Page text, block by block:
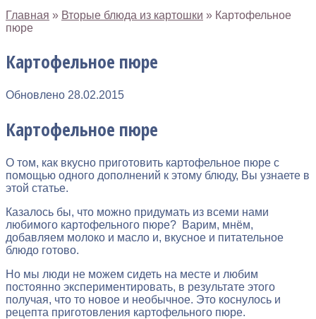
Главная » Вторые блюда из картошки » Картофельное
пюре
Картофельное пюре
Обновлено 28.02.2015
Картофельное пюре
О том, как вкусно приготовить картофельное пюре с
помощью одного дополнений к этому блюду, Вы узнаете в
этой статье.
Казалось бы, что можно придумать из всеми нами
любимого картофельного пюре? Варим, мнём,
добавляем молоко и масло и, вкусное и питательное
блюдо готово.
Но мы люди не можем сидеть на месте и любим
постоянно экспериментировать, в результате этого
получая, что то новое и необычное. Это коснулось и
рецепта приготовления картофельного пюре.